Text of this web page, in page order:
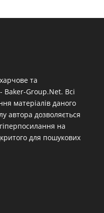
та
Baker-Group.Net. Всі
матеріалів даного
автора дозволяється
на
для пошукових